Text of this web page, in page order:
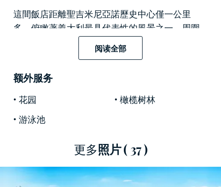
這間飯店距離聖吉米尼亞諾歷史中心僅一公里
多，俯瞰著義大利最具代表性的風景之一，周圍
韋爾納恰葡萄園和中世紀塔樓。
優越的地理位置讓您只需一小時多即可抵達該地
區的主要藝術城市——佛羅倫薩、錫耶納、沃爾
泰拉、蒙特里久尼和巴貝裡諾瓦爾德爾薩，並享
受託斯卡納鄉村的寧靜，同時又不失便利設施。
這棟別墅的歷史始於12世紀，當時是一座守護山
座優雅的鄉村住宅，並於2003年進行了全面修
復，對當時的原始材料和建築細節進行了高度重
視。裸露的橫梁、拱形磚砌地下室、赤土地板以
阅读全部
额外服务
花园
橄榄树林
游泳池
更多照片( 37 )